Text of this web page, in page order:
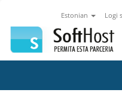
Estonian Logi